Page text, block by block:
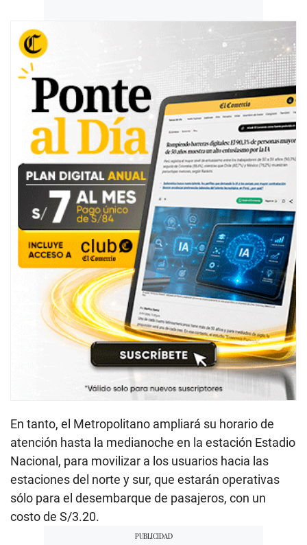
En tanto, el Metropolitano ampliará su horario de
atención hasta la medianoche en la estación Estadio
Nacional, para movilizar a los usuarios hacia las
estaciones del norte y sur, que estarán operativas
sólo para el desembarque de pasajeros, con un
costo de S/3.20.